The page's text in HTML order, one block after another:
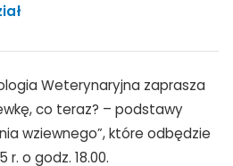
Weterynaryjna zaprasza
co teraz? – podstawy
wziewnego”, które odbędzie
r. o godz. 18.00.